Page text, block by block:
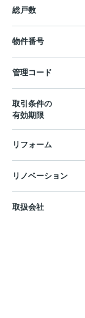
総戸数
物件番号
管理コード
取引条件の
有効期限
リフォーム
リノベーション
取扱会社